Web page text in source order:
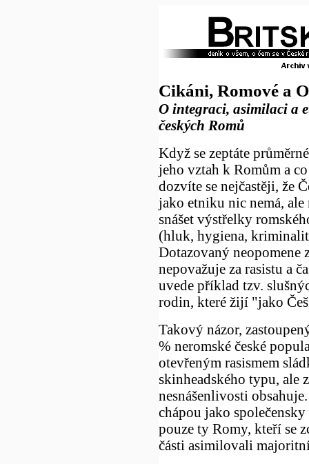
Cikáni, Romové a
O integraci, asimilaci a
českých Romů
Když se zeptáte
jeho vztah k Romům a
dozvíte se nejčastěji, že
jako etniku nic nemá, ale
snášet výstřelky
(hluk, hygiena,
Dotazovaný neopomene
nepovažuje za rasistu a
uvede příklad tzv.
rodin, které žijí "jako
Takový názor,
% neromské české
otevřeným rasismem
skinheadského typu, ale
nesnášenlivosti
chápou jako
pouze ty Romy, kteří se
části asimilovali